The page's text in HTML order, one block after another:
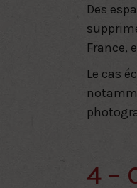
Des
France,
Le cas
4 –